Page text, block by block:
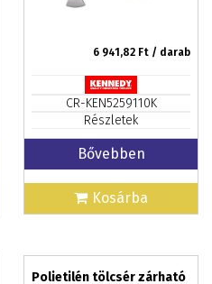
6 941,82 Ft / darab
CR-KEN5259110K
Részletek
Bővebben
Kosárba
Polietilén tölcsér zárható